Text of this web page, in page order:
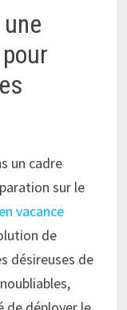
un cadre
sur le
vacance
de
désireuses de